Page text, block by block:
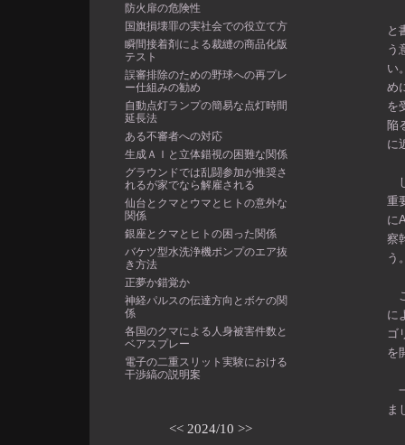
防火扉の危険性
国旗損壊罪の実社会での役立て方
瞬間接着剤による裁縫の商品化版
テスト
誤審排除のための野球への再プレ
ー仕組みの勧め
自動点灯ランプの簡易な点灯時間
延長法
ある不審者への対応
生成ＡＩと立体錯視の困難な関係
グラウンドでは乱闘参加が推奨さ
れるが家でなら解雇される
仙台とクマとウマとヒトの意外な
関係
銀座とクマとヒトの困った関係
バケツ型水洗浄機ポンプのエア抜
き方法
正夢か錯覚か
神経パルスの伝達方向とボケの関
係
各国のクマによる人身被害件数と
ベアスプレー
電子の二重スリット実験における
干渉縞の説明案
<< 2024/10 >>
と
う
い
め
を
陥
に
重
に
察
う
に
ゴ
を
ま